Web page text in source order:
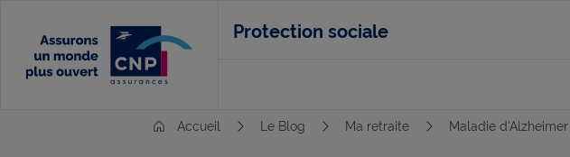
contenu
principal
Protection sociale
Accueil
Le Blog Ma retraite Maladie